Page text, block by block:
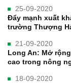
25-09-2020
Đẩy mạnh xuất
trường Thượng
21-09-2020
Long An: Mở
cao trong nông
18-09-2020